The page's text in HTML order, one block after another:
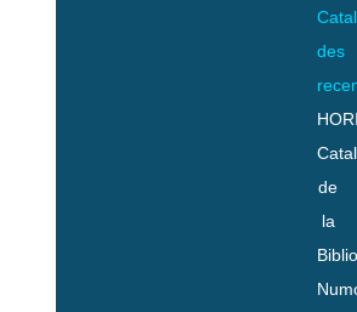
des
de
la